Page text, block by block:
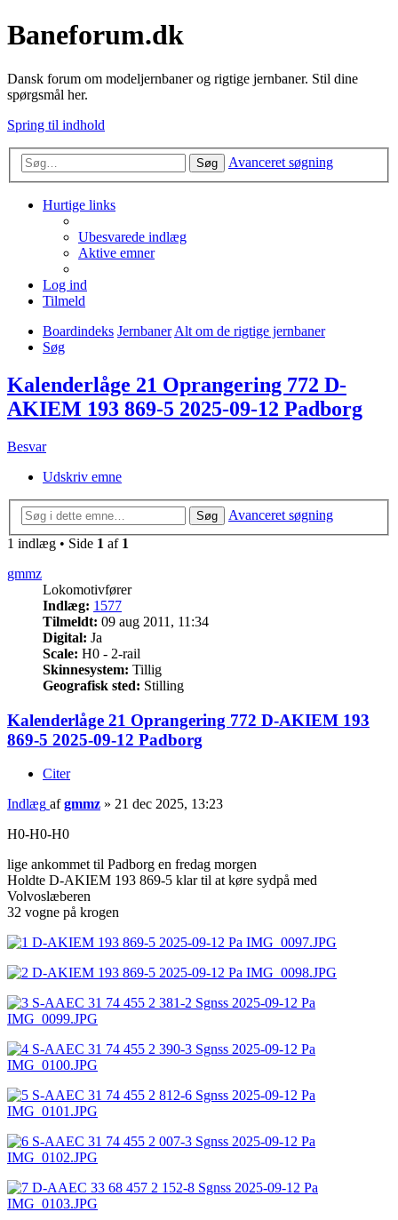
Baneforum.dk
Dansk forum om modeljernbaner og rigtige jernbaner. Stil dine
spørgsmål her.
Spring til indhold
Søg Avanceret søgning
Hurtige links
Ubesvarede indlæg
Aktive emner
Log ind
Tilmeld
Boardindeks JernbanerAlt om de rigtige jernbaner
Søg
Kalenderlåge 21 Oprangering 772 D-
AKIEM 193 869-5 2025-09-12 Padborg
Besvar
Udskriv emne
Søg
Avanceret søgning
1 indlæg • Side 1 af 1
gmmz
Lokomotivfører
Indlæg: 1577
Tilmeldt: 09 aug 2011, 11:34
Digital: Ja
Scale: H0 - 2-rail
Skinnesystem: Tillig
Geografisk sted: Stilling
Kalenderlåge 21 Oprangering 772 D-AKIEM 193
869-5 2025-09-12 Padborg
Citer
Indlæg afgmmz » 21 dec 2025, 13:23
H0-H0-H0
lige ankommet til Padborg en fredag morgen
Holdte D-AKIEM 193 869-5 klar til at køre sydpå med
Volvoslæberen
32 vogne på krogen